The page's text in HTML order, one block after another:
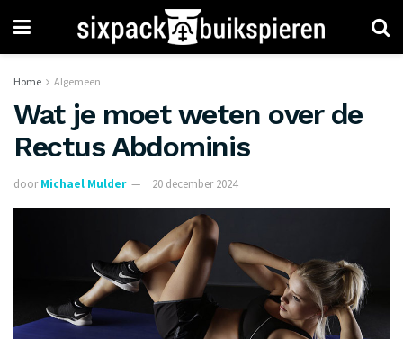
Home Algemeen
Wat je moet weten over de
Rectus Abdominis
door Michael Mulder 20 december 2024